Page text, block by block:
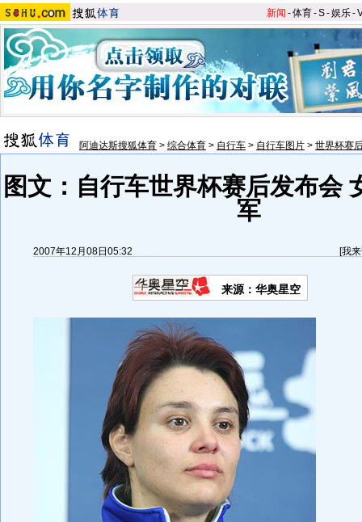
新闻 -体育-S-娱乐-
阿迪达斯搜狐体育 > 综合体育 > 自行车 > 自行车图片 > 世界杯赛
图文：自行车世界杯赛后发布会
军
2007年12月08日05:32 [我
来源：华奥星空